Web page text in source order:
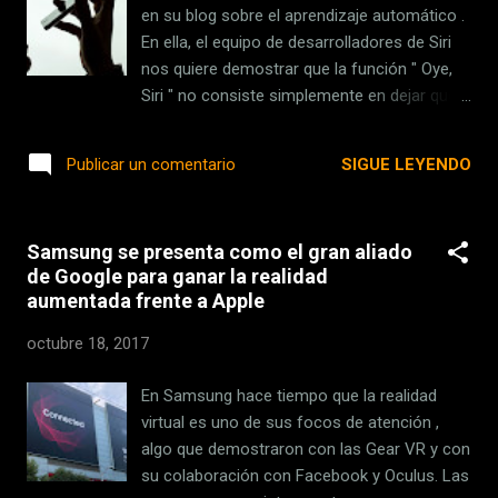
llevándonos a recorrer una aventura
intergaláctica en el que la humanidad viajará
hacia las estrellas en busca de un nuevo
hogar . Los jugadores participarán en
secundarias que proporcionarán más
en su blog sobre el aprendizaje automático .
En ella, el equipo de desarrolladores de Siri
nos quiere demostrar que la función " Oye,
Siri " no consiste simplemente en dejar que
mágicas. Depende del modelo de iPhone que
de varios factores. Y cómo no, una red
neural está presente en ese sistema para
perfeccionar al máximo la detección de
nuestra voz. Si no te oigo bien, escucho más
vez, lo que hace iOS es guardar un patrón de
tu voz para que posteriormente pueda ser
reconocido por el propio coprocesador de
movimiento . Si decimos esas dos palabras
Publicar un comentario SIGUE LEYENDO
Samsung se presenta como el gran aliado
de Google para ganar la realidad
aumentada frente a Apple
octubre 18, 2017
En Samsung hace tiempo que la realidad
virtual es uno de sus focos de atención ,
algo que demostraron con las Gear VR y con
su colaboración con Facebook y Oculus. Las